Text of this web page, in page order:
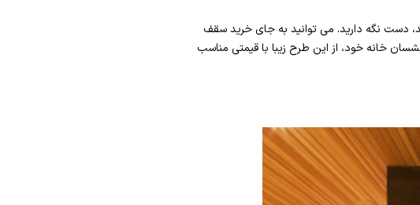
دست نگه دارید. می توانید به جای خرید سقف
خانه خود، از این طرح زیبا با قیمتی مناسب